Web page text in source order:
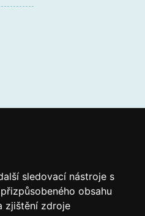
sledovací nástroje s
obsahu
zjištění zdroje